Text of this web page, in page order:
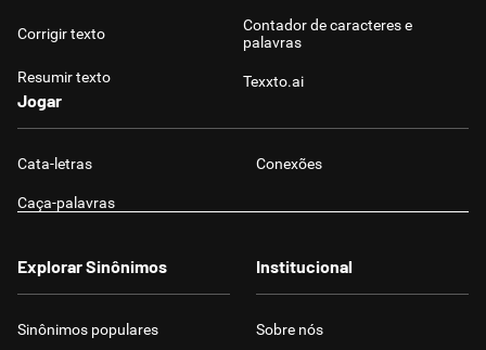
Corrigir texto
Resumir texto
Contador de caracteres e
palavras
Texxto.ai
Jogar
Cata-letras Conexões
Caça-palavras
Explorar Sinônimos
Sinônimos populares
Institucional
Sobre nós